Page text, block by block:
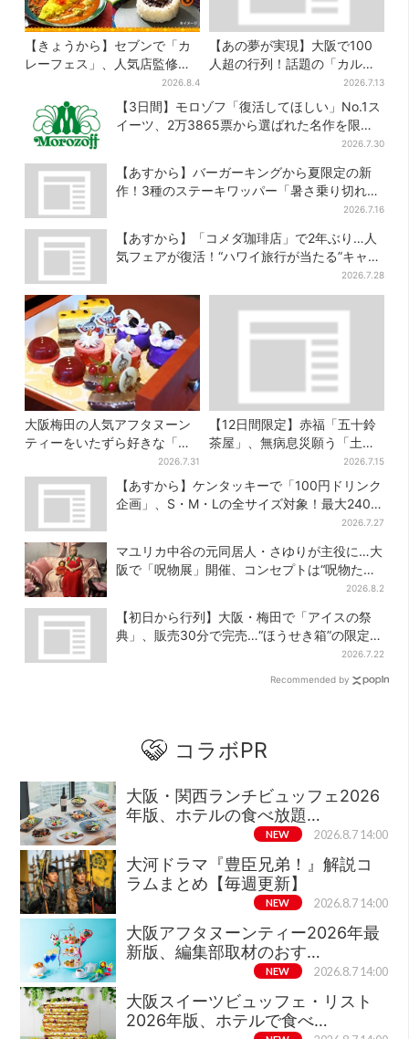
【きょうから】セブンで「カ
レーフェス」、人気店監修メ
ニューなど全15品！お得な割
引キャンペーンは2週間だけ
2026.8.4
【あの夢が実現】大阪で100
人超の行列！話題の「カルピ
スじゃぐち」本格始動、2030
年までに1000台へ
2026.7.13
【3日間】モロゾフ「復活してほしい」No.1ス
イーツ、2万3865票から選ばれた名作を限定
2026.7.30
【あすから】バーガーキングから夏限定の新
作！3種のステーキワッパー「暑さ乗り切れそ
2026.7.16
【あすから】「コメダ珈琲店」で2年ぶり…人
気フェアが復活！“ハワイ旅行が当たる”キャン
2026.7.28
大阪梅田の人気アフタヌーン
ティーをいたずら好きな「リ
トルミイ」がジャック！「ム
ーミン」たちとバカンスへ
2026.7.31
【12日間限定】赤福「五十鈴
茶屋」、無病息災願う「土用
さわ餅」販売スタート 関西8
カ所でも買える
2026.7.15
【あすから】ケンタッキーで「100円ドリンク
企画」、S・M・Lの全サイズ対象！最大240円
2026.7.27
マユリカ中谷の元同居人・さゆりが主役に…大
阪で「呪物展」開催、コンセプトは“呪物たち
2026.8.2
【初日から行列】大阪・梅田で「アイスの祭
典」、販売30分で完売…“ほうせき箱”の限定メ
2026.7.22
Recommended by
コラボPR
大阪・関西ランチビュッフェ2026
年版、ホテルの食べ放題…
NEW 2026.8.7 14:00
大河ドラマ『豊臣兄弟！』解説コ
ラムまとめ【毎週更新】
NEW 2026.8.7 14:00
大阪アフタヌーンティー2026年最
新版、編集部取材のおす…
NEW 2026.8.7 14:00
大阪スイーツビュッフェ・リスト
2026年版、ホテルで食べ…